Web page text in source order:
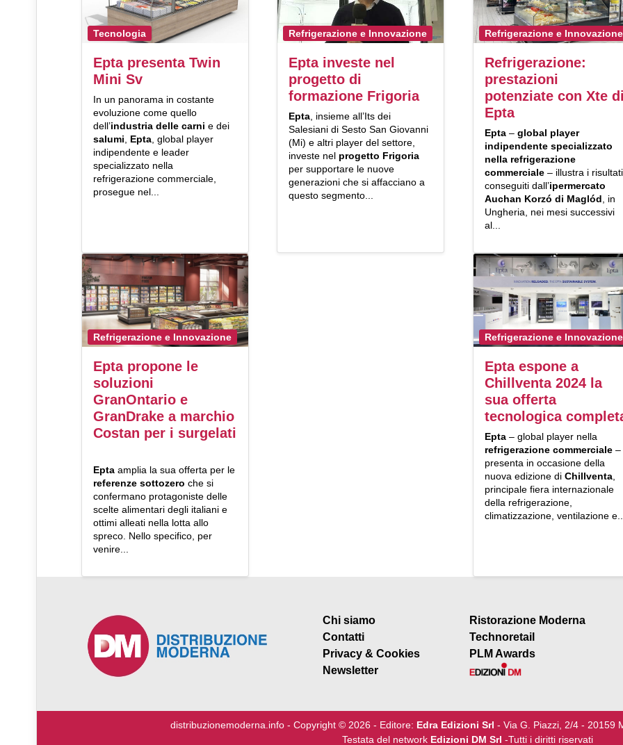
Tecnologia
Epta presenta Twin
Mini Sv
In un panorama in costante
evoluzione come quello
dell’industria delle carni e dei
salumi
Epta , global player
indipendente e leader
specializzato nella
refrigerazione commerciale,
prosegue nel...
Refrigerazione e Innovazione
Epta investe nel
progetto di
formazione Frigoria
Epta , insieme all’Its dei
Salesiani di Sesto San Giovanni
(Mi) e altri player del settore,
investe nel progetto Frigoria
per supportare le nuove
generazioni che si affacciano a
questo segmento...
Refrigerazione e Innovazione
Refrigerazione:
prestazioni
potenziate con Xte
Epta
Epta– global player
indipendente specializzato
nella refrigerazione
commerciale– illustra i risultati
conseguiti dall’ipermercato
Auchan Korzó di Maglód , in
Ungheria, nei mesi successivi
al...
Refrigerazione e Innovazione
Epta propone le
soluzioni
GranOntario e
GranDrake a marchio
Costan per i surgelati
Epta amplia la sua offerta per le
referenze sottozero che si
confermano protagoniste delle
scelte alimentari degli italiani e
ottimi alleati nella lotta allo
spreco. Nello specifico, per
venire...
Refrigerazione e Innovazione
Epta espone a
Chillventa 2024 la
sua offerta
tecnologica
Epta– global player nella
refrigerazione commerciale–
presenta in occasione della
nuova edizione di Chillventa,
principale fiera internazionale
della refrigerazione,
climatizzazione, ventilazione
Chi siamo
Contatti
Privacy & Cookies
Newsletter
Ristorazione Moderna
Technoretail
PLM Awards
distribuzionemoderna.info - Copyright © 2026 - Editore: Edra Edizioni Srl - Via G. Piazzi, 2/4 - 20159
Testata del network Edizioni DM Srl -Tutti i diritti riservati